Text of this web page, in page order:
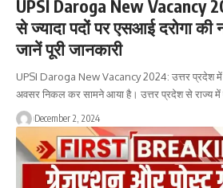
UPSI Daroga New Vacancy
से ज्यादा पदों पर एसआई दरोगा की
जानें पूरी जानकारी
UPSI Daroga New Vacancy 2024: उत्तर प्रदेश में
अवसर निकल कर सामने आया है। उत्तर प्रदेश से राज्य में
December 2, 2024